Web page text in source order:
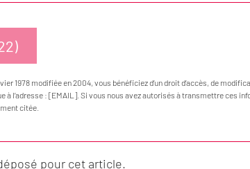
1978 modifiée en 2004, vous bénéficiez d’un droit d’accès, de
l’adresse : [EMAIL]. Si vous nous avez autorisés à transmettre ces
citée.
pour cet article.